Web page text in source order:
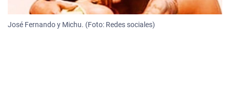
José Fernando y Michu. (Foto: Redes sociales)